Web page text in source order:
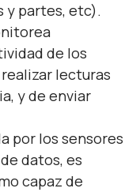
y partes, etc).
de los
lecturas
y de enviar
por los sensores
datos, es
capaz de